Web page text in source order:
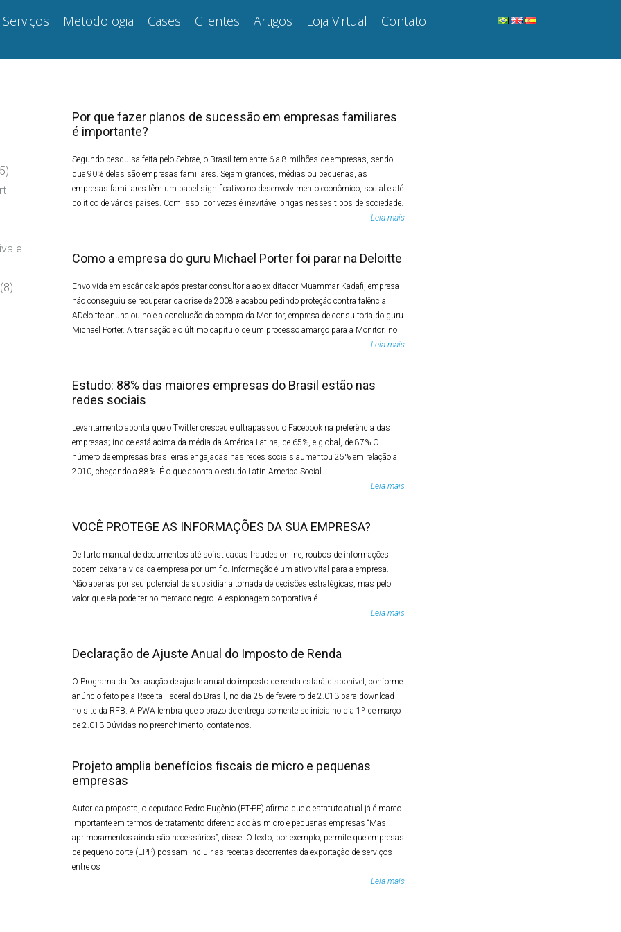
Serviços Metodologia Cases Clientes Artigos Loja Virtual Contato
Por que fazer planos de sucessão em empresas familiares
é importante?
Segundo pesquisa feita pelo Sebrae, o Brasil tem entre 6 a 8 milhões de empresas, sendo
que 90% delas são empresas familiares. Sejam grandes, médias ou pequenas, as
empresas familiares têm um papel significativo no desenvolvimento econômico, social e até
político de vários países. Com isso, por vezes é inevitável brigas nesses tipos de sociedade.
Leia mais
Como a empresa do guru Michael Porter foi parar na Deloitte
Envolvida em escândalo após prestar consultoria ao ex-ditador Muammar Kadafi, empresa
não conseguiu se recuperar da crise de 2008 e acabou pedindo proteção contra falência.
ADeloitte anunciou hoje a conclusão da compra da Monitor, empresa de consultoria do guru
Michael Porter. A transação é o último capítulo de um processo amargo para a Monitor: no
Leia mais
Estudo: 88% das maiores empresas do Brasil estão nas
redes sociais
Levantamento aponta que o Twitter cresceu e ultrapassou o Facebook na preferência das
empresas; índice está acima da média da América Latina, de 65%, e global, de 87% O
número de empresas brasileiras engajadas nas redes sociais aumentou 25% em relação a
2010, chegando a 88%. É o que aponta o estudo Latin America Social
Leia mais
VOCÊ PROTEGE AS INFORMAÇÕES DA SUA EMPRESA?
De furto manual de documentos até sofisticadas fraudes online, roubos de informações
podem deixar a vida da empresa por um fio. Informação é um ativo vital para a empresa.
Não apenas por seu potencial de subsidiar a tomada de decisões estratégicas, mas pelo
valor que ela pode ter no mercado negro. A espionagem corporativa é
Leia mais
Declaração de Ajuste Anual do Imposto de Renda
O Programa da Declaração de ajuste anual do imposto de renda estará disponível, conforme
anúncio feito pela Receita Federal do Brasil, no dia 25 de fevereiro de 2.013 para download
no site da RFB. A PWA lembra que o prazo de entrega somente se inicia no dia 1º de março
de 2.013 Dúvidas no preenchimento, contate-nos.
Projeto amplia benefícios fiscais de micro e pequenas
empresas
Autor da proposta, o deputado Pedro Eugênio (PT-PE) afirma que o estatuto atual já é marco
importante em termos de tratamento diferenciado às micro e pequenas empresas “Mas
aprimoramentos ainda são necessários”, disse. O texto, por exemplo, permite que empresas
de pequeno porte (EPP) possam incluir as receitas decorrentes da exportação de serviços
entre os
Leia mais
e
(8)